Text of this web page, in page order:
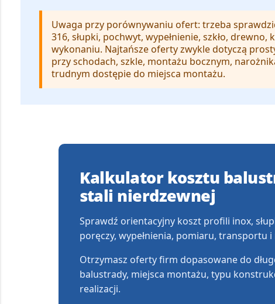
Uwaga przy porównywaniu ofert: trzeba
316, słupki, pochwyt, wypełnienie, szkło,
wykonaniu. Najtańsze oferty zwykle dotyczą
przy schodach, szkle, montażu bocznym,
trudnym dostępie do miejsca montażu.
Kalkulator kosztu
stali nierdzewnej
Sprawdź orientacyjny koszt profili inox,
poręczy, wypełnienia, pomiaru, transportu
Otrzymasz oferty firm dopasowane do
balustrady, miejsca montażu, typu
realizacji.